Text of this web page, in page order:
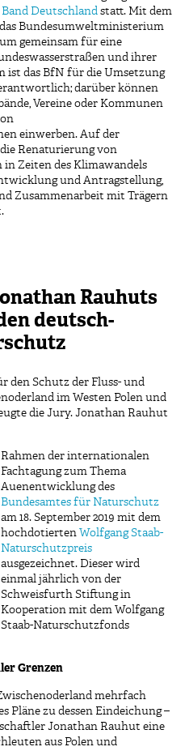
Band Deutschland statt. Mit dem
Bundesumweltministerium
gemeinsam für eine
und ihrer
ist das BfN für die Umsetzung
darüber können
Vereine oder Kommunen
einwerben. Auf der
Renaturierung von
in Zeiten des Klimawandels
und Antragstellung,
Zusammenarbeit mit Trägern
Rauhuts
deutsch-
den Schutz der Fluss- und
im Westen Polen und
die Jury. Jonathan Rauhut
Rahmen der internationalen
Fachtagung zum Thema
Auenentwicklung des
Bundesamtes für Naturschutz
am 18. September 2019 mit dem
hochdotierten Wolfgang Staab-
Naturschutzpreis
ausgezeichnet. Dieser wird
einmal jährlich von der
Schweisfurth Stiftung in
Kooperation mit dem Wolfgang
Staab-Naturschutzfonds
Grenzen
mehrfach
Pläne zu dessen Eindeichung –
Jonathan Rauhut eine
aus Polen und